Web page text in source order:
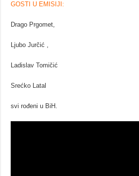
GOSTI U EMISIJI:
Drago Prgomet,
Ljubo Jurčić ,
Ladislav Tomičić
Srećko Latal
svi rođeni u BiH.